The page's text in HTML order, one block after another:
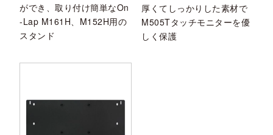
ができ、取り付け簡単なOn
-Lap M161H、M152H用の
スタンド
厚くてしっかりした素材で
M505Tタッチモニターを優
しく保護